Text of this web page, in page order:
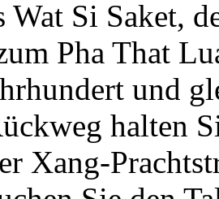
Wat Si Saket,
Pha That
und
halten
Xang-